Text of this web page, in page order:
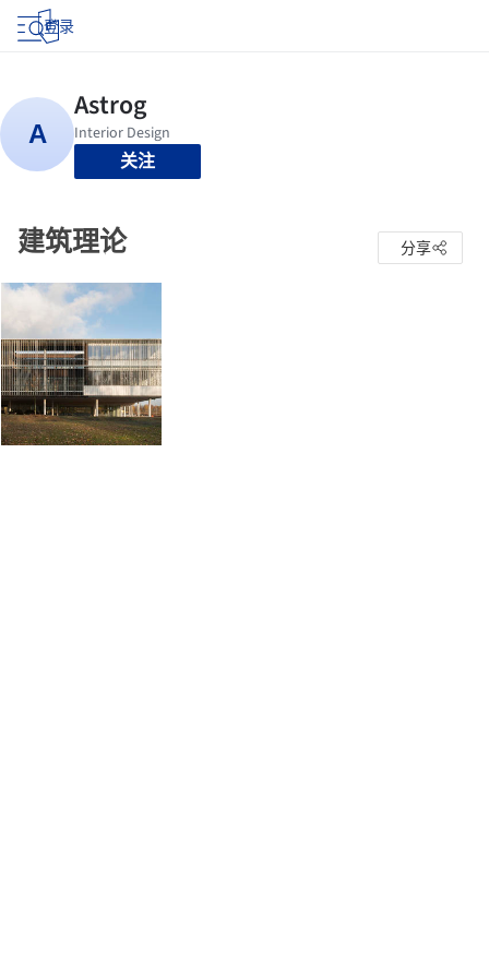
登录
关注
建筑理论 分享